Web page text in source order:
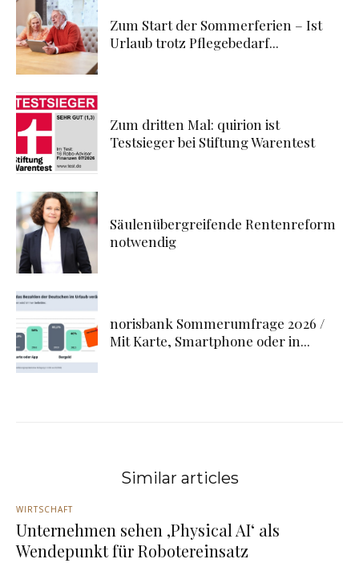
Zum Start der Sommerferien – Ist
Urlaub trotz Pflegebedarf...
Zum dritten Mal: quirion ist
Testsieger bei Stiftung Warentest
Säulenübergreifende Rentenreform
notwendig
norisbank Sommerumfrage 2026 /
Mit Karte, Smartphone oder in...
Similar articles
WIRTSCHAFT
Unternehmen sehen ‚Physical AI‘ als
Wendepunkt für Robotereinsatz